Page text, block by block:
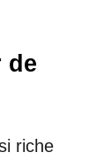
de
riche